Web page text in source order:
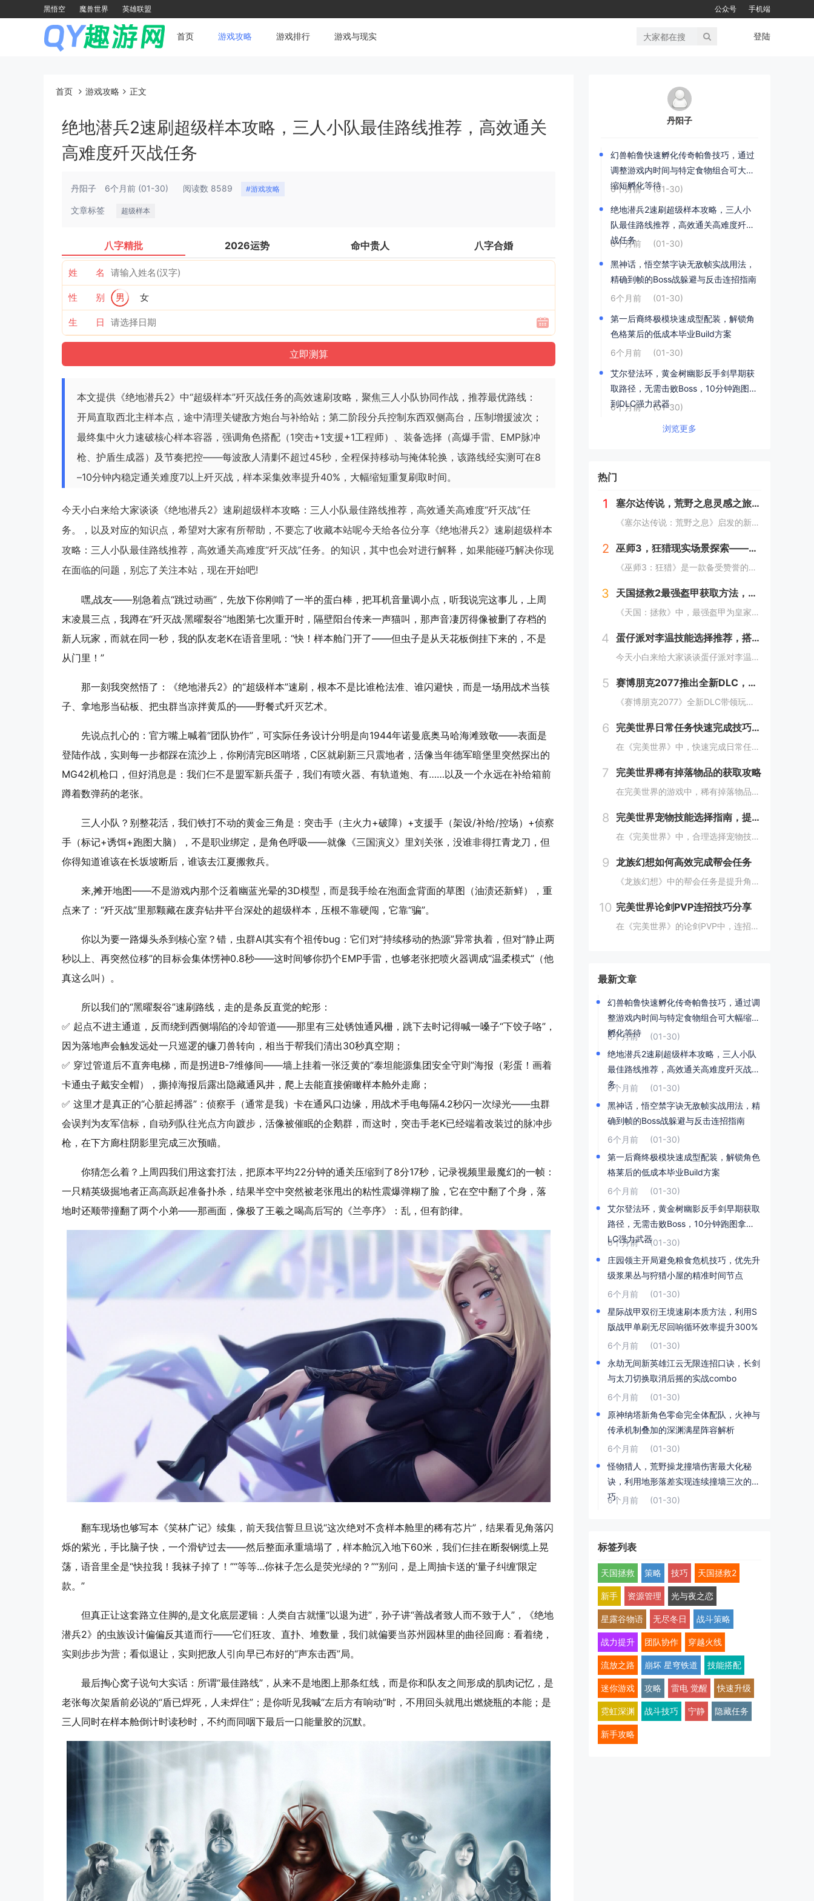
黑悟空 魔兽世界 英雄联盟 公众号 手机端
首页 游戏攻略 游戏排行 游戏与现实 登陆
首页 游戏攻略 正文
绝地潜兵2速刷超级样本攻略，三人小队最佳路线推荐，高效通关
高难度歼灭战任务
丹阳子 6个月前 (01-30) 阅读数 8589 #游戏攻略
文章标签 超级样本
八字精批 2026运势 命中贵人 八字合婚
姓 名
性 别 男 女
生 日
本文提供《绝地潜兵2》中“超级样本”歼灭战任务的高效速刷攻略，聚焦三人小队协同作战，推荐最优路线：
开局直取西北主样本点，途中清理关键敌方炮台与补给站；第二阶段分兵控制东西双侧高台，压制增援波次；
最终集中火力速破核心样本容器，强调角色搭配（1突击+1支援+1工程师）、装备选择（高爆手雷、EMP脉冲
枪、护盾生成器）及节奏把控——每波敌人清剿不超过45秒，全程保持移动与掩体轮换，该路线经实测可在8
–10分钟内稳定通关难度7以上歼灭战，样本采集效率提升40%，大幅缩短重复刷取时间。
今天小白来给大家谈谈《绝地潜兵2》速刷超级样本攻略：三人小队最佳路线推荐，高效通关高难度“歼灭战”任
务。，以及对应的知识点，希望对大家有所帮助，不要忘了收藏本站呢今天给各位分享《绝地潜兵2》速刷超级样本
攻略：三人小队最佳路线推荐，高效通关高难度“歼灭战”任务。的知识，其中也会对进行解释，如果能碰巧解决你现
在面临的问题，别忘了关注本站，现在开始吧!
嘿,战友——别急着点“跳过动画”，先放下你刚啃了一半的蛋白棒，把耳机音量调小点，听我说完这事儿，上周
末凌晨三点，我蹲在“歼灭战·黑曜裂谷”地图第七次重开时，隔壁阳台传来一声猫叫，那声音凄厉得像被删了存档的
新人玩家，而就在同一秒，我的队友老K在语音里吼：“快！样本舱门开了——但虫子是从天花板倒挂下来的，不是
从门里！”
那一刻我突然悟了：《绝地潜兵2》的“超级样本”速刷，根本不是比谁枪法准、谁闪避快，而是一场用战术当筷
子、拿地形当砧板、把虫群当凉拌黄瓜的——野餐式歼灭艺术。
先说点扎心的：官方嘴上喊着“团队协作”，可实际任务设计分明是向1944年诺曼底奥马哈海滩致敬——表面是
登陆作战，实则每一步都踩在流沙上，你刚清完B区哨塔，C区就刷新三只震地者，活像当年德军暗堡里突然探出的
MG42机枪口，但好消息是：我们仨不是盟军新兵蛋子，我们有喷火器、有轨道炮、有……以及一个永远在补给箱前
蹲着数弹药的老张。
三人小队？别整花活，我们铁打不动的黄金三角是： 突击手（主火力+破障）+支援手（架设/补给/控场）+侦察
手（标记+诱饵+跑图大脑）
，不是职业绑定，是角色呼吸——就像《三国演义》里刘关张，没谁非得扛青龙刀，但
你得知道谁该在长坂坡断后，谁该去江夏搬救兵。
来,摊开地图——不是游戏内那个泛着幽蓝光晕的3D模型，而是我手绘在泡面盒背面的草图（油渍还新鲜），重
点来了： “歼灭战”里那颗藏在废弃钻井平台深处的超级样本，压根不靠硬闯，它靠“骗”。
你以为要一路爆头杀到核心室？错，虫群AI其实有个祖传bug：它们对“持续移动的热源”异常执着，但对“静止两
秒以上、再突然位移”的目标会集体愣神0.8秒——这时间够你扔个EMP手雷，也够老张把喷火器调成“温柔模式”（他
真这么叫）。
所以我们的“黑曜裂谷”速刷路线，走的是条反直觉的蛇形：
✅ 起点不进主通道 ，反而绕到西侧塌陷的冷却管道——那里有三处锈蚀通风栅，跳下去时记得喊一嗓子“下饺子咯”，
因为落地声会触发远处一只巡逻的镰刀兽转向，相当于帮我们清出30秒真空期；
✅ 穿过管道后不直奔电梯，而是拐进B-7维修间——墙上挂着一张泛黄的“泰坦能源集团安全守则”海报（彩蛋！画着
卡通虫子戴安全帽），撕掉海报后露出隐藏通风井，爬上去能直接俯瞰样本舱外走廊；
✅ 这里才是真正的“心脏起搏器”：侦察手（通常是我）卡在通风口边缘，用战术手电每隔4.2秒闪一次绿光——虫群
会误判为友军信标，自动列队往光点方向踱步，活像被催眠的企鹅群，而这时，突击手老K已经端着改装过的脉冲步
枪，在下方廊柱阴影里完成三次预瞄。
你猜怎么着？上周四我们用这套打法，把原本平均22分钟的通关压缩到了8分17秒 ，记录视频里最魔幻的一帧：
一只精英级掘地者正高高跃起准备扑杀，结果半空中突然被老张甩出的粘性震爆弹糊了脸，它在空中翻了个身，落
地时还顺带撞翻了两个小弟——那画面，像极了王羲之喝高后写的《兰亭序》：乱，但有韵律。
翻车现场也够写本《笑林广记》续集，前天我信誓旦旦说“这次绝对不贪样本舱里的稀有芯片”，结果看见角落闪
烁的紫光，手比脑子快，一个滑铲过去——然后整面承重墙塌了，样本舱沉入地下60米，我们仨挂在断裂钢缆上晃
荡，语音里全是“快拉我！我袜子掉了！”“等等…你袜子怎么是荧光绿的？”“别问，是上周抽卡送的‘量子纠缠’限定
款。”
但真正让这套路立住脚的,是文化底层逻辑：人类自古就懂“以退为进”，孙子讲“善战者致人而不致于人”，《绝地
潜兵2》的虫族设计偏偏反其道而行——它们狂攻、直扑、堆数量，我们就偏要当苏州园林里的曲径回廊：看着绕，
实则步步为营；看似退让，实则把敌人引向早已布好的“声东击西”局。
最后掏心窝子说句大实话：所谓“最佳路线”，从来不是地图上那条红线，而是你和队友之间形成的肌肉记忆，是
老张每次架盾前必说的“盾已焊死，人未焊住”；是你听见我喊“左后方有响动”时，不用回头就甩出燃烧瓶的本能；是
三人同时在样本舱倒计时读秒时，不约而同咽下最后一口能量胶的沉默。
丹阳子
幻兽帕鲁快速孵化传奇帕鲁技巧，通过
调整游戏内时间与特定食物组合可大幅
缩短孵化等待
6个月前
(01-30)
绝地潜兵2速刷超级样本攻略，三人小
队最佳路线推荐，高效通关高难度歼灭
战任务
6个月前
(01-30)
黑神话，悟空禁字诀无敌帧实战用法，
精确到帧的Boss战躲避与反击连招指南
6个月前
(01-30)
第一后裔终极模块速成型配装，解锁角
色格莱后的低成本毕业Build方案
6个月前
(01-30)
艾尔登法环，黄金树幽影反手剑早期获
取路径，无需击败Boss，10分钟跑图拿
到DLC强力武器
6个月前 (01-30)
浏览更多
热门
1 塞尔达传说，荒野之息灵感之旅——新西兰南岛峡湾探秘与荒野生存体验
《塞尔达传说：荒野之息》启发的新西兰南岛之旅，探索了其壮丽的自然风光与荒野生存体验。在峡湾国家公园，你将亲历游戏般的奇妙景色，从镜面般的湖泊、雄伟的山脉到神秘的森林，每一处都仿佛是游戏中的场景再现。你可以参与野外生存活动，学习采集、搭建庇护...
2 巫师3，狂猎现实场景探索——波兰的梅德韦德堡与温特堡城堡的奇幻之旅
《巫师3：狂猎》是一款备受赞誉的角色扮演游戏，其现实中的灵感来源之一是波兰的梅德韦德堡和温特堡城堡。这两处地点以其独特的中世纪建筑风格和壮丽的自然风光，为游戏营造了奇幻而真实的背景。梅德韦德堡位于波兰南部，拥有悠久的历史和神秘氛围；而温特堡...
3 天国拯救2最强盔甲获取方法，全套装位置一览
《天国：拯救》中，最强盔甲为皇家骑士盔甲，获取较为复杂。首先需完成“皇家侍卫”任务线，帮助亨利成为国王的私人护卫。之后，在王宫内找到盔甲的具体位置，通常藏于密室或特定房间。完成相关任务后，玩家可获得这套顶级装备，大幅提升防御力和战斗能力。游...
4 蛋仔派对李温技能选择推荐，搭配出最佳套路
今天小白来给大家谈谈蛋仔派对李温技能选择推荐，搭配出最佳套路，以及蛋仔派对攻略对应的知识点，希望对大家有所帮助，不要忘了收藏本站呢今天给各位分享蛋仔派对李温技能选择推荐，搭配出最佳套路的知识，其中也会对蛋仔派对攻略进行解释，如果能碰巧解决你...
5 赛博朋克2077推出全新DLC，探索未来城市的秘密和新任务
《赛博朋克2077》全新DLC带领玩家深入未来城市，揭示隐藏的秘密并开启一系列新任务。在这一扩展内容中，玩家将有机会探索更多未知区域，体验丰富多彩的剧情，与全新角色互动，进一步丰富游戏世界的沉浸感与可玩性。今天小白来给大家谈谈《赛博朋克20...
6 完美世界日常任务快速完成技巧，轻松获取丰厚奖励
在《完美世界》中，快速完成日常任务不仅能节省时间，还能确保玩家获得丰厚的奖励。合理规划任务路线，优先选择高经验值和金币奖励的任务。利用双倍经验时间进行任务，可以事半功倍。组队完成任务效率更高，特别是对于需要击败强大敌人的任务。不要忘记使用游...
7 完美世界稀有掉落物品的获取攻略
在完美世界的游戏中，稀有掉落物品是玩家追求的目标之一。这些物品通常只能通过特定的活动、副本或怪物获得，且掉落率极低。为了提高获取几率，玩家可以组队参与高难度副本，多次挑战以增加机会；参加限时活动，如节日庆典和特殊任务，这些活动往往会有额外奖...
8 完美世界宠物技能选择指南，提高宠物实力的技巧
在《完美世界》中，合理选择宠物技能是提升宠物实力的关键。优先考虑增强宠物基础属性的技能，如攻击、防御和生命值。根据宠物类型和定位，选择合适的主动或被动技能，如控制、辅助或输出技能。利用宠物技能书升级技能等级，以及通过宠物合成功能优化技能组合...
9 龙族幻想如何高效完成帮会任务
《龙族幻想》中的帮会任务是提升角色实力和获得丰厚奖励的重要途径。要高效完成帮会任务，首先需要合理安排时间，选择高效率的任务组合，如组队完成副本或集体参与帮会活动。利用好帮会资源，如经验药水、加速道具等，可以显著提高任务完成速度。积极与帮会成...
10 完美世界论剑PVP连招技巧分享
在《完美世界》的论剑PVP中，连招技巧是取胜的关键。玩家需熟练掌握角色技能的释放顺序与时机，利用控制技能打断对手的攻击节奏，同时保持自身技能的连贯性。合理利用地形和位移技能，可以有效躲避敌方攻击，创造反击机会。了解并针对不同职业的特点制定策...
最新文章
幻兽帕鲁快速孵化传奇帕鲁技巧，通过调
整游戏内时间与特定食物组合可大幅缩短
孵化等待
6个月前
(01-30)
绝地潜兵2速刷超级样本攻略，三人小队
最佳路线推荐，高效通关高难度歼灭战任
务
6个月前
(01-30)
黑神话，悟空禁字诀无敌帧实战用法，精
确到帧的Boss战躲避与反击连招指南
6个月前
(01-30)
第一后裔终极模块速成型配装，解锁角色
格莱后的低成本毕业Build方案
6个月前
(01-30)
艾尔登法环，黄金树幽影反手剑早期获取
路径，无需击败Boss，10分钟跑图拿到D
LC强力武器
6个月前
(01-30)
庄园领主开局避免粮食危机技巧，优先升
级浆果丛与狩猎小屋的精准时间节点
6个月前
(01-30)
星际战甲双衍王境速刷本质方法，利用S
版战甲单刷无尽回响循环效率提升300%
6个月前
(01-30)
永劫无间新英雄江云无限连招口诀，长剑
与太刀切换取消后摇的实战combo
6个月前
(01-30)
原神纳塔新角色零命完全体配队，火神与
传承机制叠加的深渊满星阵容解析
6个月前
(01-30)
怪物猎人，荒野操龙撞墙伤害最大化秘
诀，利用地形落差实现连续撞墙三次的技
巧
6个月前 (01-30)
标签列表
天国拯救 策略 技巧 天国拯救2
新手 资源管理 光与夜之恋
星露谷物语 无尽冬日 战斗策略
战力提升 团队协作 穿越火线
流放之路 崩坏 星穹铁道 技能搭配
迷你游戏 攻略 雷电 觉醒 快速升级
霓虹深渊 战斗技巧 宁静 隐藏任务
新手攻略